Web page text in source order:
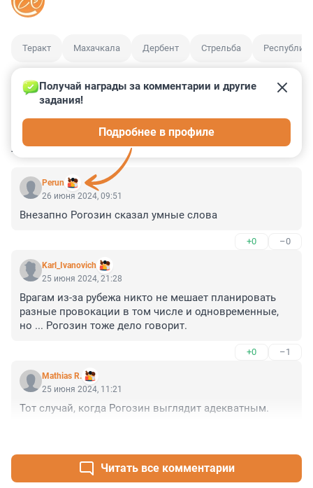
Теракт Махачкала Дербент Стрельба
КОММЕНТАРИИ 22
Perun
Получай награды за комментарии и другие
задания!
Подробнее в профиле
26 июня 2024, 09:51
Внезапно Рогозин сказал умные слова
+0 –0
Karl_Ivanovich
25 июня 2024, 21:28
Врагам из-за рубежа никто не мешает планировать
разные провокации в том числе и одновременные,
но ... Рогозин тоже дело говорит.
+0 –1
Mathias R.
25 июня 2024, 11:21
Тот случай, когда Рогозин выглядит адекватным.
Читать все комментарии